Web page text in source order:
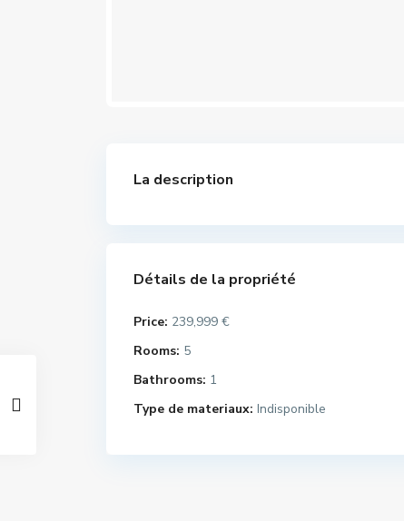
La description
Détails de la propriété
Price: 239,999 €
Rooms: 5
Bathrooms: 1
Type de materiaux: Indisponible